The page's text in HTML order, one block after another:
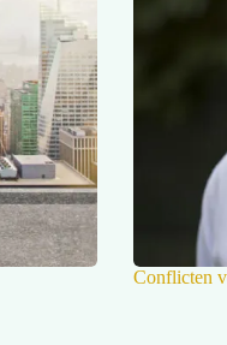
Conflicten